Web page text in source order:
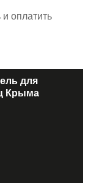
оплатить
для
Крыма